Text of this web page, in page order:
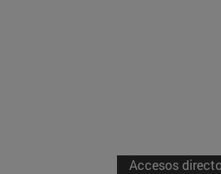
Accesos